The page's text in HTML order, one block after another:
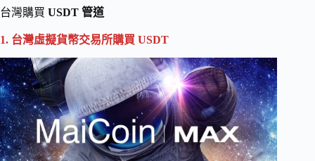
台灣購買 USDT 管道
1. 台灣虛擬貨幣交易所購買 USDT